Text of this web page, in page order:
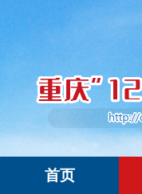
首页